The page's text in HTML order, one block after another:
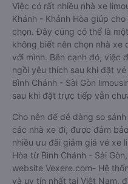
Việc có rất nhiều nhà xe
Khánh - Khánh Hòa giúp
chọn. Đây cũng có thể là
không biết nên chọn nhà xe
với mình. Bên cạnh đó, việc
ngồi yêu thích sau khi đặt
Bình Chánh - Sài Gòn
sau khi đặt trực tiếp vẫn
Cho nên để dễ dàng so
các nhà xe đi, được đảm
nhiều ưu đãi giảm giá vé xe
Hòa từ Bình Chánh - Sài
website Vexere.com- Hệ
và uy tín nhất tại Việt Nam,